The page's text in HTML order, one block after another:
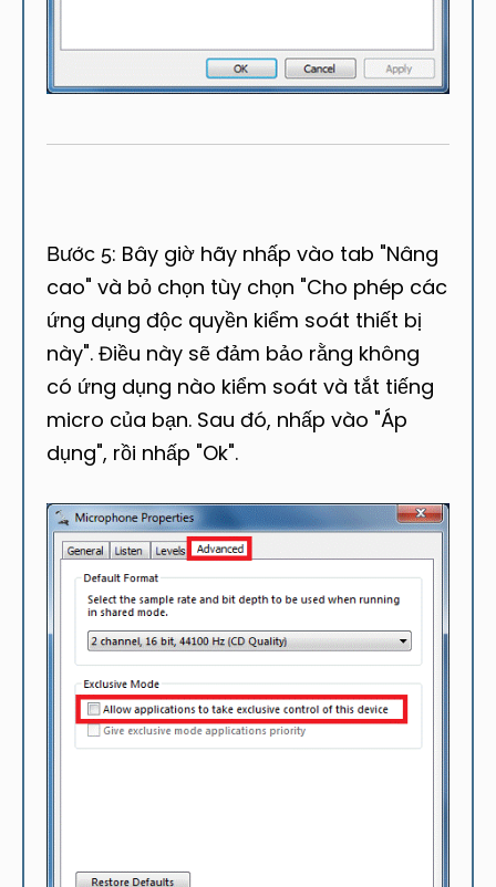
Bước 5: Bây giờ hãy nhấp vào tab "Nâng
cao" và bỏ chọn tùy chọn "Cho phép các
ứng dụng độc quyền kiểm soát thiết bị
này". Điều này sẽ đảm bảo rằng không
có ứng dụng nào kiểm soát và tắt tiếng
micro của bạn. Sau đó, nhấp vào "Áp
dụng", rồi nhấp "Ok".